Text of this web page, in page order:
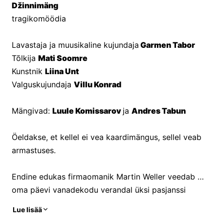
Džinnimäng
tragikomöödia
Lavastaja ja muusikaline kujundaja Garmen Tabor
Tõlkija Mati Soomre
Kunstnik Liina Unt
Valguskujundaja Villu Konrad
Mängivad: Luule Komissarov ja Andres Tabun
Öeldakse, et kellel ei vea kaardimängus, sellel veab
armastuses.
Endine edukas firmaomanik Martin Weller veedab
oma päevi vanadekodu verandal üksi pasjanssi
Lue lisää